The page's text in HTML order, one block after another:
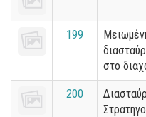
199
στο
200